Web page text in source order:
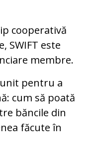
cooperativă
SWIFT este
membre.
pentru a
cum să poată
băncile din
făcute în